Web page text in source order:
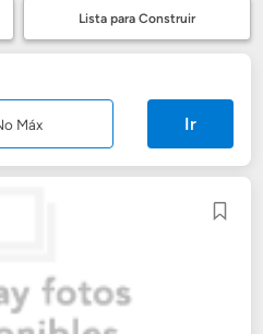
Lista para Construir
Ir